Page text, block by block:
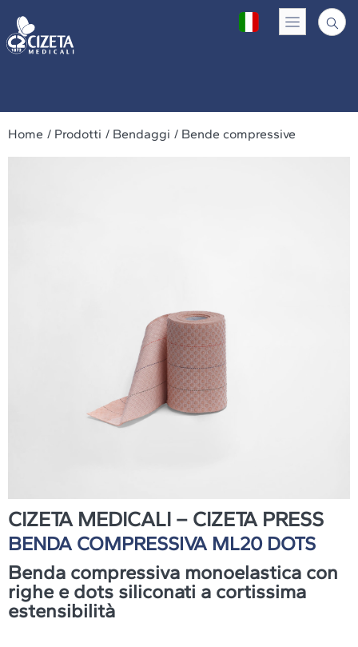
Home / Prodotti / Bendaggi / Bende compressive
CIZETA MEDICALI – CIZETA PRESS
BENDA COMPRESSIVA ML20 DOTS
Benda compressiva monoelastica con
righe e dots siliconati a cortissima
estensibilità